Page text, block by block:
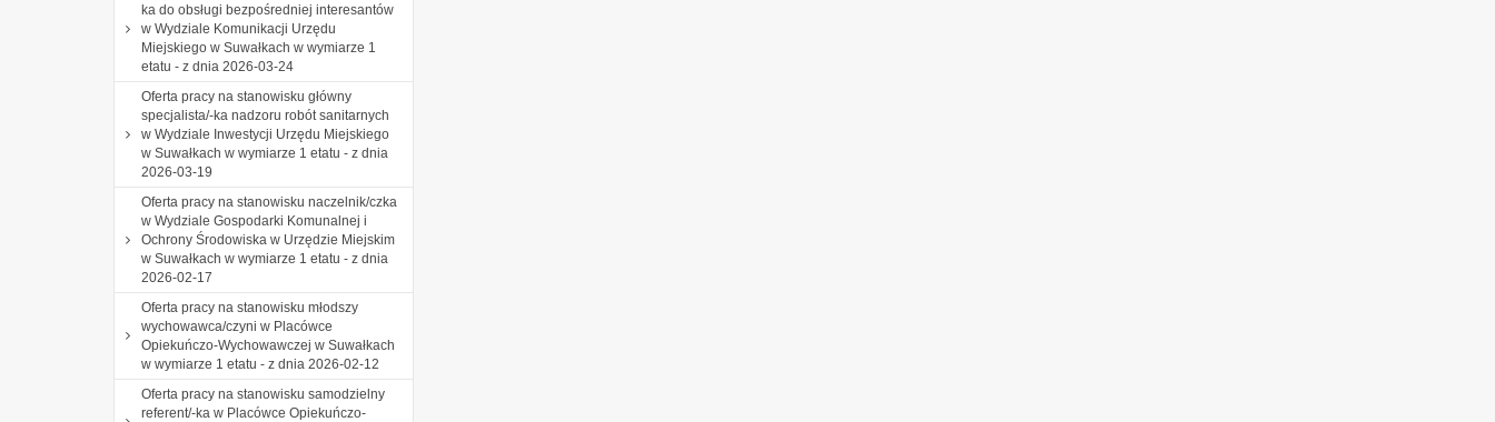
ka do obsługi bezpośredniej interesantów
w Wydziale Komunikacji Urzędu
Miejskiego w Suwałkach w wymiarze 1
etatu - z dnia 2026-03-24
Oferta pracy na stanowisku główny
specjalista/-ka nadzoru robót sanitarnych
w Wydziale Inwestycji Urzędu Miejskiego
w Suwałkach w wymiarze 1 etatu - z dnia
2026-03-19
Oferta pracy na stanowisku naczelnik/czka
w Wydziale Gospodarki Komunalnej i
Ochrony Środowiska w Urzędzie Miejskim
w Suwałkach w wymiarze 1 etatu - z dnia
2026-02-17
Oferta pracy na stanowisku młodszy
wychowawca/czyni w Placówce
Opiekuńczo-Wychowawczej w Suwałkach
w wymiarze 1 etatu - z dnia 2026-02-12
Oferta pracy na stanowisku samodzielny
referent/-ka w Placówce Opiekuńczo-